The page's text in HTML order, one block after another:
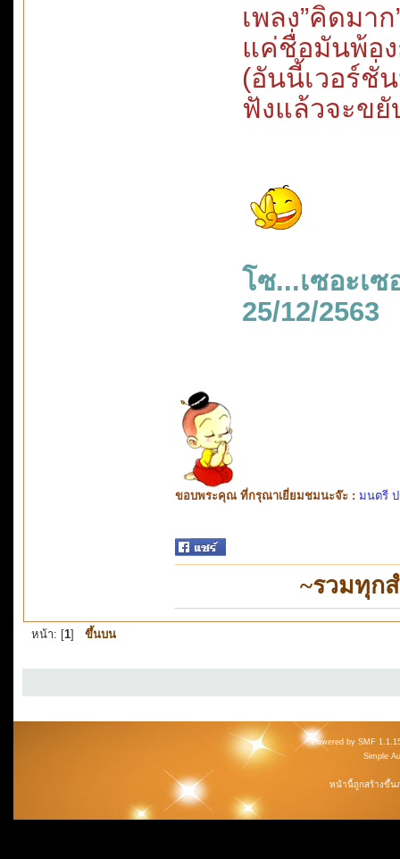
เพลง”คิดมา
แค่ชื่อมันพ้อ
(อันนี้เวอร์ชั่
ฟังแล้วจะขยั
โซ...เซอะเซ
25/12/2563
ขอบพระคุณ ที่กรุณาเยี่ยมชมนะจ๊ะ : มนตรี
~รวมทุก
หน้า: [1] ขึ้นบน
Powered by SMF
Simple
หน้านี้ถูกสร้างขึ้น